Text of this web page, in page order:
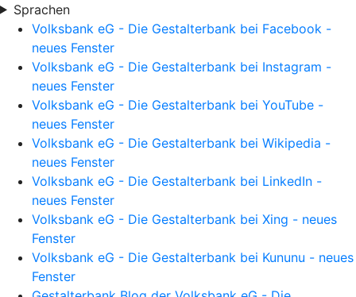
Sprachen
Volksbank eG - Die Gestalterbank bei Facebook -
neues Fenster
Volksbank eG - Die Gestalterbank bei Instagram -
neues Fenster
Volksbank eG - Die Gestalterbank bei YouTube -
neues Fenster
Volksbank eG - Die Gestalterbank bei Wikipedia -
neues Fenster
Volksbank eG - Die Gestalterbank bei LinkedIn -
neues Fenster
Volksbank eG - Die Gestalterbank bei Xing - neues
Fenster
Volksbank eG - Die Gestalterbank bei Kununu - neues
Fenster